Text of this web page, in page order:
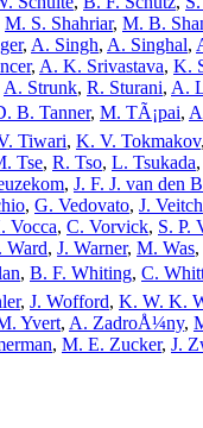
M. S. Shahriar, M. B.
, A. Singh, A. Singhal,
, A. K. Srivastava, K.
A. Strunk, R. Sturani, A.
B. Tanner, M. TÃ¡pai,
Tiwari, K. V. Tokmakov,
Tse, R. Tso, L. Tsukada,
, J. F. J. van den
, G. Vedovato, J. Veitch
Vocca, C. Vorvick, S. P.
Ward, J. Warner, M. Was,
, B. F. Whiting, C.
, J. Wofford, K. W. K.
Yvert, A. ZadroÅ¼ny,
, M. E. Zucker, J.